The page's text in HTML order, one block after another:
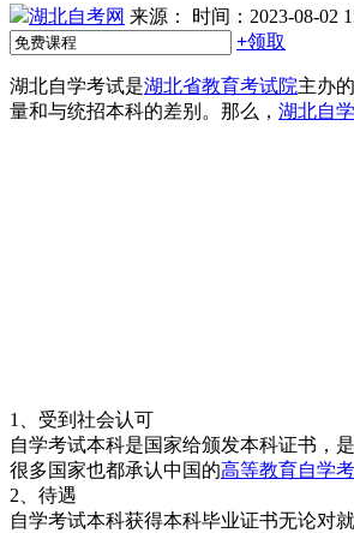
湖北自考网 来源：
时间：2023-08-02
+领取
湖北自学考试是湖北省教育考试院主办
量和与统招本科的差别。那么， 湖北自
1、受到社会认可
自学考试本科是国家给颁发本科证书，
很多国家也都承认中国的高等教育自学
2、待遇
自学考试本科获得本科毕业证书无论对